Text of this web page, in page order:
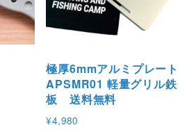
極厚6mmアルミプレート
APSMR01 軽量グリル鉄
板 送料無料
¥4,980